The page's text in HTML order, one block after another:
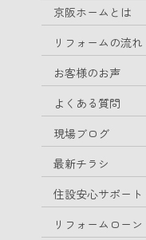
京阪ホームとは
リフォームの流れ
お客様のお声
よくある質問
現場ブログ
最新チラシ
住設安心サポート
リフォームローン